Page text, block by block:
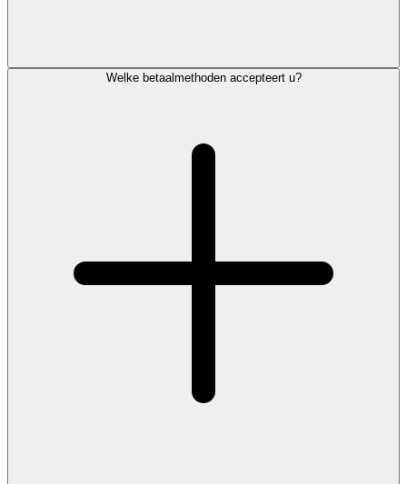
Welke betaalmethoden accepteert u?